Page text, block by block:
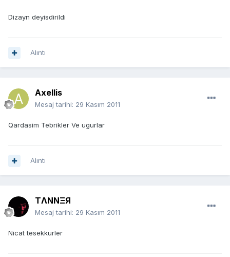
Dizayn deyisdirildi
Alıntı
Axellis
Mesaj tarihi: 29 Kasım 2011
Qardasim Tebrikler Ve ugurlar
Alıntı
TΛNNΞЯ
Mesaj tarihi: 29 Kasım 2011
Nicat tesekkurler